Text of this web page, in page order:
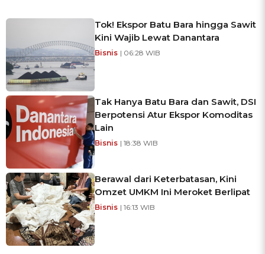
Tok! Ekspor Batu Bara hingga Sawit
Kini Wajib Lewat Danantara
Bisnis | 06:28 WIB
Tak Hanya Batu Bara dan Sawit, DSI
Berpotensi Atur Ekspor Komoditas
Lain
Bisnis | 18:38 WIB
Berawal dari Keterbatasan, Kini
Omzet UMKM Ini Meroket Berlipat
Bisnis | 16:13 WIB